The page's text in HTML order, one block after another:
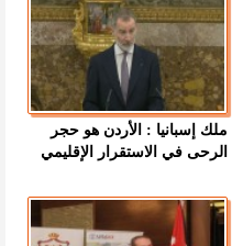
ملك إسبانيا : الأردن هو حجر
الرحى في الاستقرار الإقليمي